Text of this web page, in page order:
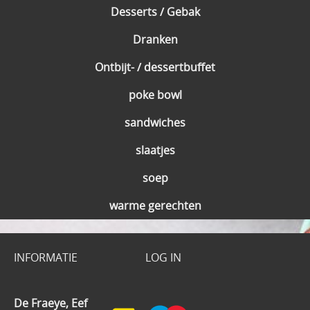
Desserts / Gebak
Dranken
Ontbijt- / dessertbuffet
poke bowl
sandwiches
slaatjes
soep
warme gerechten
INFORMATIE LOG IN
De Fraeye, Eef